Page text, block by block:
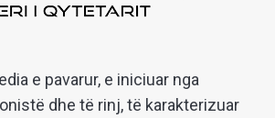
e pavarur, e iniciuar nga
dhe të rinj, të karakterizuar